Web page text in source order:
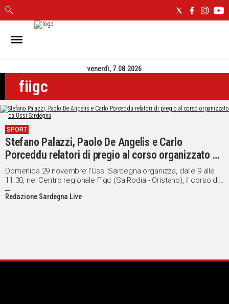
IN
CAGLIARI
SASSARI
NUORO
ORISTANO
SULCIS
GALLURA
OGLIASTRA
CAMPIDANO
venerdì, 7.08.2026
fiigc
SPORT
Stefano Palazzi, Paolo De Angelis e Carlo
Porceddu relatori di pregio al corso organizzato da
Ussi Sardegna
Domenica 29 novembre l'Ussi Sardegna organizza, dalle 9 alle
11.30, nel Centro regionale Figc (Sa Rodia - Oristano), il corso di
formazione professionale “Giovani e sport pulito. Regole, fair
play, responsabilità dirigenti e media: vietato imbrogliare”.
Redazione Sardegna Live